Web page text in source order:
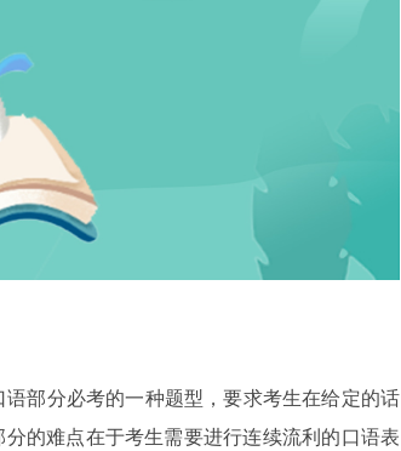
部分必考的一种题型，要求考生在给定的话
的难点在于考生需要进行连续流利的口语表